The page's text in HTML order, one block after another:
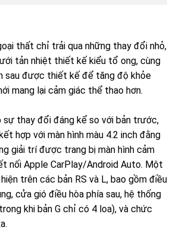
thất chỉ trải qua những thay đổi nhỏ,
tản nhiệt thiết kế kiểu tổ ong, cùng
sau được thiết kế để tăng độ khỏe
mang lại cảm giác thể thao hơn.
sự thay đổi đáng kể so với bản trước,
hợp với màn hình màu 4.2 inch đằng
giải trí được trang bị màn hình cảm
nối Apple CarPlay/Android Auto. Một
trên các bản RS và L, bao gồm điều
cửa gió điều hòa phía sau, hệ thống
khi bản G chỉ có 4 loa), và chức